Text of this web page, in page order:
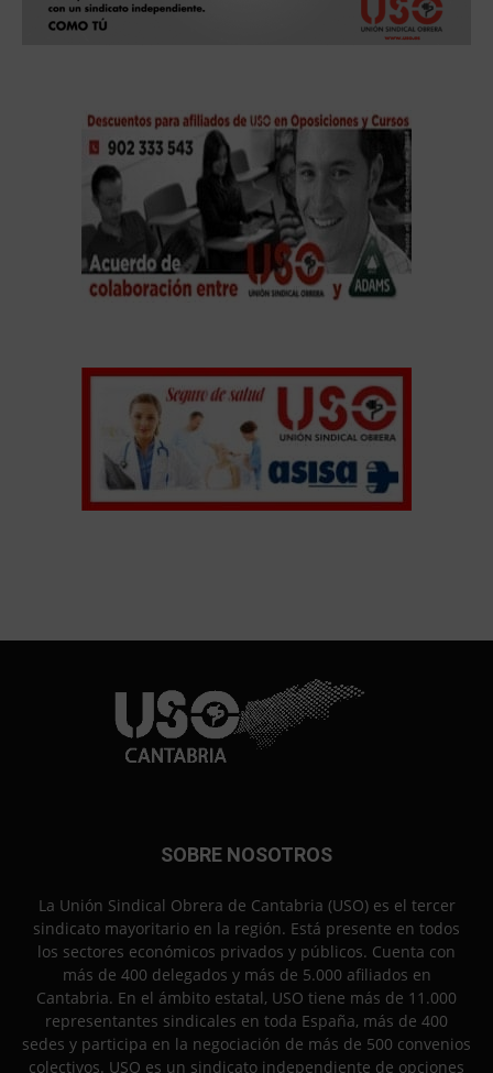
SOBRE NOSOTROS
La Unión Sindical Obrera de Cantabria (USO) es el tercer
sindicato mayoritario en la región. Está presente en todos
los sectores económicos privados y públicos. Cuenta con
más de 400 delegados y más de 5.000 afiliados en
Cantabria. En el ámbito estatal, USO tiene más de 11.000
representantes sindicales en toda España, más de 400
sedes y participa en la negociación de más de 500 convenios
colectivos. USO es un sindicato independiente de opciones